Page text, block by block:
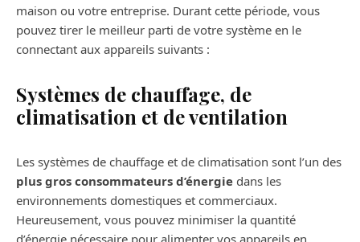
maison ou votre entreprise. Durant cette période, vous
pouvez tirer le meilleur parti de votre système en le
connectant aux appareils suivants :
Systèmes de chauffage, de
climatisation et de ventilation
Les systèmes de chauffage et de climatisation sont l’un des
plus gros consommateurs d’énergie dans les
environnements domestiques et commerciaux.
Heureusement, vous pouvez minimiser la quantité
d’énergie nécessaire pour alimenter vos appareils en